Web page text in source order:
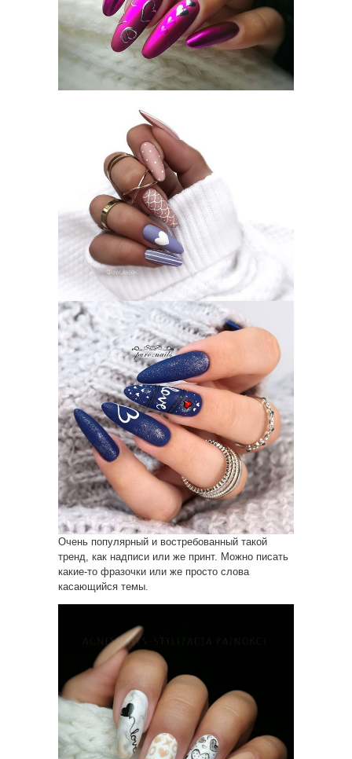
Очень популярный и востребованный такой
тренд, как надписи или же принт. Можно писать
какие-то фразочки или же просто слова
касающийся темы.